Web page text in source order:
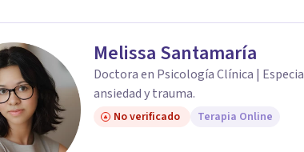
Melissa Santamaría
Doctora en Psicología Clínica |
ansiedad y trauma.
No verificado Terapia Online